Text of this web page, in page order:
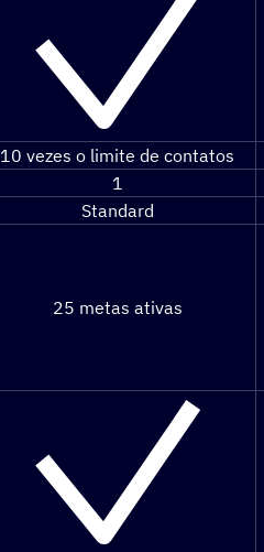
10 vezes o limite de contatos
1
Standard
25 metas ativas